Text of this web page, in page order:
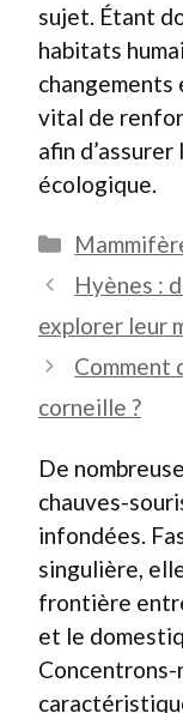
sujet. Étant
habitats
vital de
afin
écologique.
Hyènes :
explorer leur
Comment
corneille ?
De
chauves-
infondées.
singulière,
frontière
et le